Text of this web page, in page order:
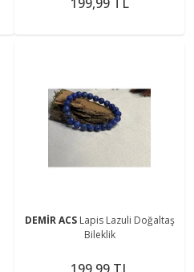
DEMİR ACS Lapis Lazuli Doğaltaş
Bileklik
199,99 TL